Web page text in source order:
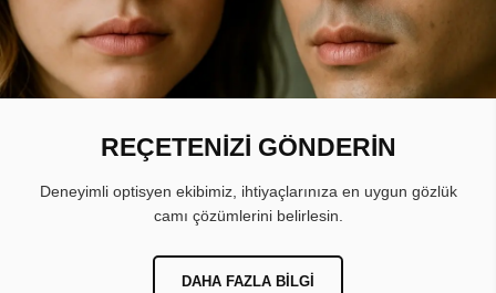
REÇETENİZİ GÖNDERİN
Deneyimli optisyen ekibimiz, ihtiyaçlarınıza en uygun gözlük
camı çözümlerini belirlesin.
DAHA FAZLA BILGI